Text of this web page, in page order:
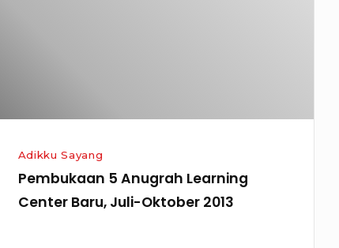
Adikku Sayang
Pembukaan 5 Anugrah Learning
Center Baru, Juli-Oktober 2013